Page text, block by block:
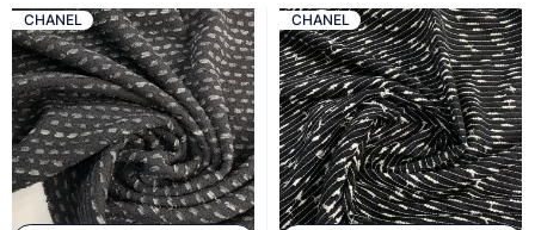
CHANEL CHANEL